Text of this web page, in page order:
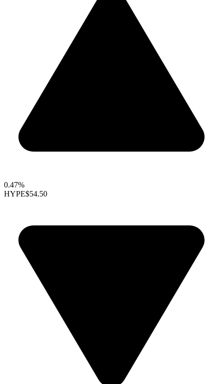
0.47%
HYPE$54.50